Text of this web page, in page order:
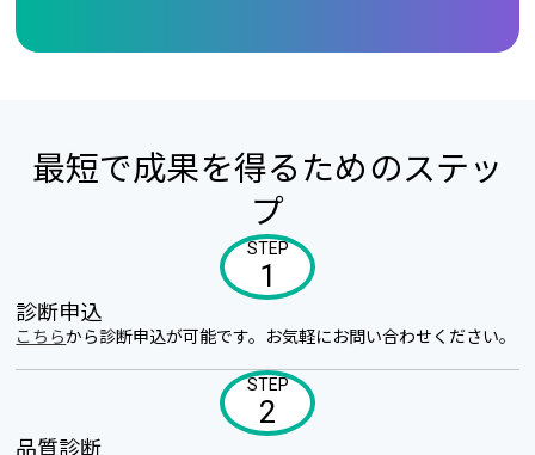
最短で成果を得るためのステッ
プ
STEP
1
診断申込
こちらから診断申込が可能です。お気軽にお問い合わせください。
STEP
2
品質診断